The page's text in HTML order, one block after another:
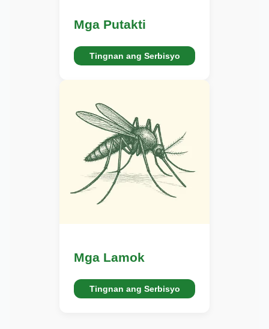
Mga Putakti
Tingnan ang Serbisyo
Mga Lamok
Tingnan ang Serbisyo